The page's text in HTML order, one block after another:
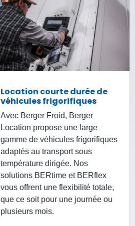
Location courte durée de
véhicules frigorifiques
Avec Berger Froid, Berger
Location propose une large
gamme de véhicules frigorifiques
adaptés au transport sous
température dirigée. Nos
solutions BERtime et BERflex
vous offrent une flexibilité totale,
que ce soit pour une journée ou
plusieurs mois.